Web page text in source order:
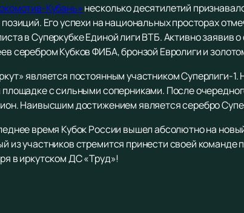
Кубань» несколько десятилетий
Его успехи на национальных просторах
в Суперкубке Единой лиги ВТБ. Активно заявив
серебром Кубков ФИБА, бронзой Евролиги и
является постоянным участником Суперлиги-
с сильными соперниками. После
Наивысшим достижением является серебро
время Кубок России вышел абсолютно на
из участников стремится принести своей
в иркутском ДС «Труд»!